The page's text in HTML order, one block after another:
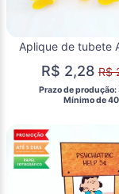
R$ 2,28R$
Prazo de produção:
  Mínimo de 40